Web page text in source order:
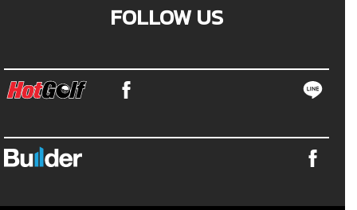
FOLLOW US